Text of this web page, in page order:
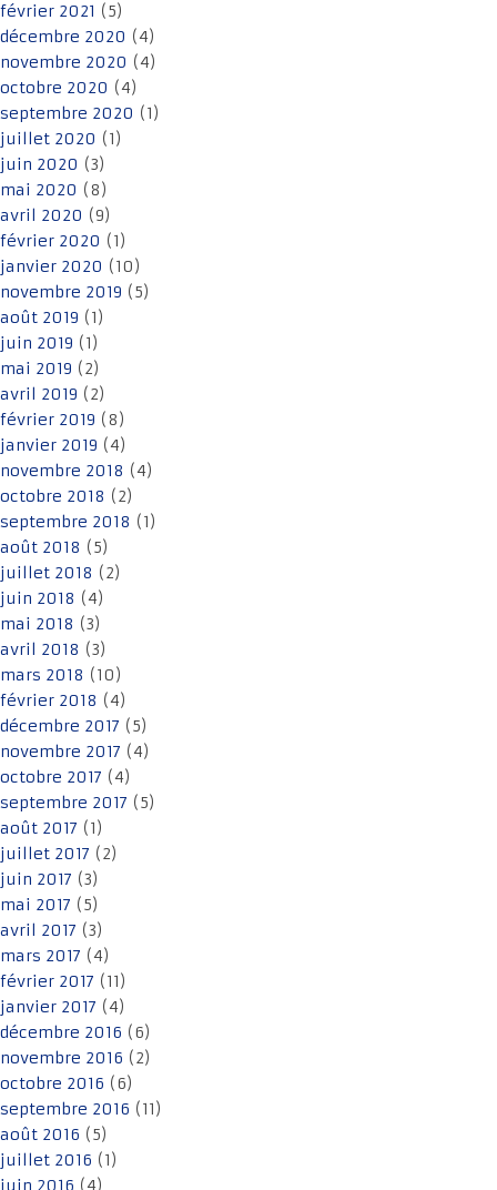
février 2021 (5)
décembre 2020 (4)
novembre 2020 (4)
octobre 2020 (4)
septembre 2020 (1)
juillet 2020 (1)
juin 2020 (3)
mai 2020 (8)
avril 2020 (9)
février 2020 (1)
janvier 2020 (10)
novembre 2019 (5)
août 2019 (1)
juin 2019 (1)
mai 2019 (2)
avril 2019 (2)
février 2019 (8)
janvier 2019 (4)
novembre 2018 (4)
octobre 2018 (2)
septembre 2018 (1)
août 2018 (5)
juillet 2018 (2)
juin 2018 (4)
mai 2018 (3)
avril 2018 (3)
mars 2018 (10)
février 2018 (4)
décembre 2017 (5)
novembre 2017 (4)
octobre 2017 (4)
septembre 2017 (5)
août 2017 (1)
juillet 2017 (2)
juin 2017 (3)
mai 2017 (5)
avril 2017 (3)
mars 2017 (4)
février 2017 (11)
janvier 2017 (4)
décembre 2016 (6)
novembre 2016 (2)
octobre 2016 (6)
septembre 2016 (11)
août 2016 (5)
juillet 2016 (1)
juin 2016 (4)